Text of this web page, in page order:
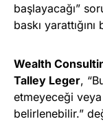
başlayacağı”
baskı
Wealth
Talley Leger,
etmeyeceği
belirlenebilir.”